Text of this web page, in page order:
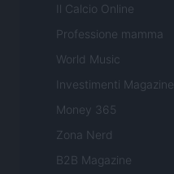
Il Calcio Online
Professione mamma
World Music
Investimenti Magazine
Money 365
Zona Nerd
B2B Magazine